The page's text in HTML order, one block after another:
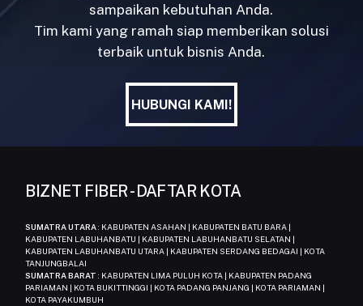
sampaikan kebutuhan Anda.
Tim kami yang ramah siap memberikan solusi
terbaik untuk bisnis Anda.
HUBUNGI KAMI!
BIZNET FIBER - DAFTAR KOTA
SUMATRA UTARA: KABUPATEN ASAHAN | KABUPATEN BATU BARA |
KABUPATEN LABUHANBATU | KABUPATEN LABUHANBATU SELATAN |
KABUPATEN LABUHANBATU UTARA | KABUPATEN SERDANG BEDAGAI | KOTA
TANJUNGBALAI
SUMATRA BARAT : KABUPATEN LIMA PULUH KOTA | KABUPATEN PADANG
PARIAMAN | KOTA BUKITTINGGI | KOTA PADANG PANJANG | KOTA PARIAMAN |
KOTA PAYAKUMBUH